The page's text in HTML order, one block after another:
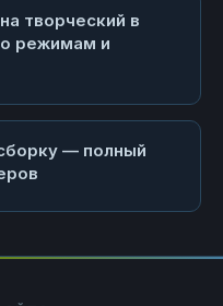
творческий в
режимам и
— полный